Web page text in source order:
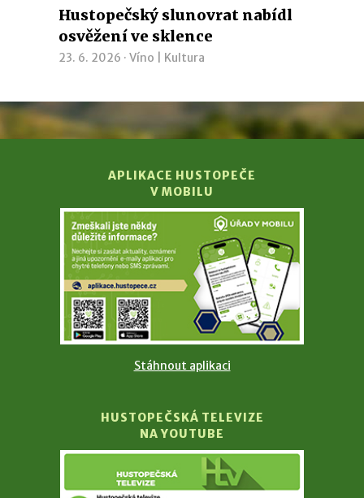
Hustopečský slunovrat nabídl
osvěžení ve sklence
23. 6. 2026 · Víno Kultura
APLIKACE HUSTOPEČE
V MOBILU
Stáhnout aplikaci
HUSTOPEČSKÁ TELEVIZE
NA YOUTUBE